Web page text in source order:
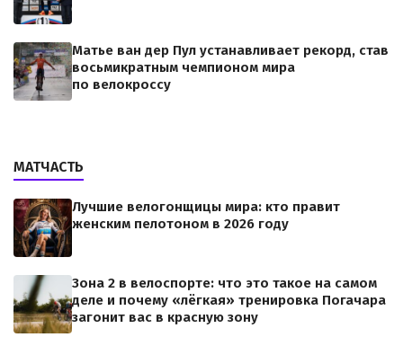
Матье ван дер Пул устанавливает рекорд, став
восьмикратным чемпионом мира
по велокроссу
МАТЧАСТЬ
Лучшие велогонщицы мира: кто правит
женским пелотоном в 2026 году
Зона 2 в велоспорте: что это такое на самом
деле и почему «лёгкая» тренировка Погачара
загонит вас в красную зону